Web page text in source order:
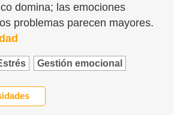
domina; las emociones
problemas parecen mayores.
Gestión emocional